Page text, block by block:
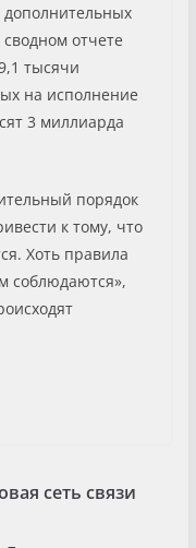
отчете
тысячи
на исполнение
3 миллиарда
порядок
к тому, что
Хоть правила
соблюдаются»,
сеть связи